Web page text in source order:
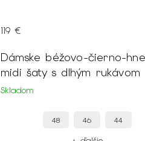
Dámske béžovo-čierno-
midi šaty s dlhým rukávom
Skladom
119 €
48 46 44